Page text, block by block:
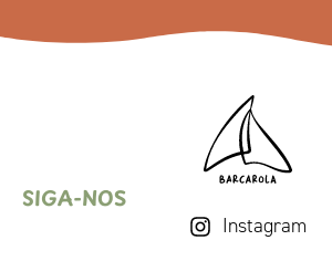
SIGA-NOS
Instagram